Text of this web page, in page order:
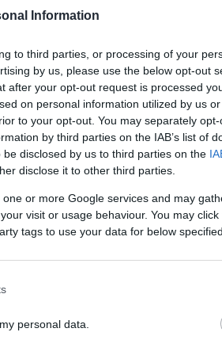
Information
to third parties, or processing of your
by us, please use the below opt-out
after your opt-out request is processed
on personal information utilized by us
to your opt-out. You may separately
by third parties on the IAB’s list of
disclosed by us to third parties on the
disclose it to other third parties.
or more Google services and may
visit or usage behaviour. You may
tags to use your data for below
personal data.
elérni, hogy az
a jövőben a családon
szerepeljen a büntető
a célért egy
az 50 ezer érvényes
2011.
testület határozatát az
csak
hogy az
önálló büntetőjogi
eredményes
amiről az OVB az
három hónapon
12:56
Nem is
Tanár Úr